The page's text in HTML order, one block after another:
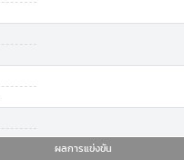
ผลการแข่งขัน